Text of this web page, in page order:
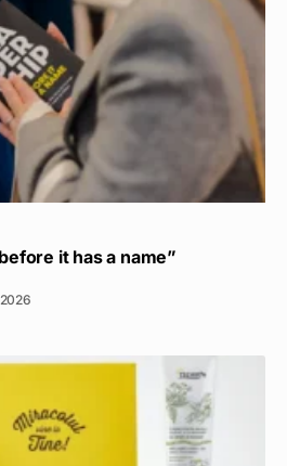
it has a name”